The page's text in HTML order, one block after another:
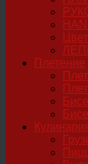
Плетение